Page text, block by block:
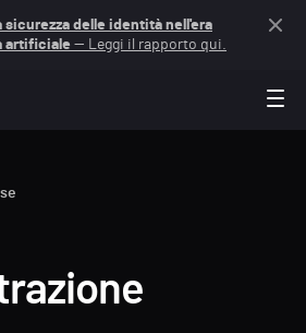
sicurezza delle identità nell'era
artificiale — Leggi il rapporto qui.